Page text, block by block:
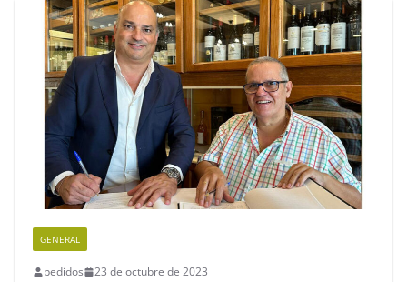
GENERAL
pedidos 23 de octubre de 2023